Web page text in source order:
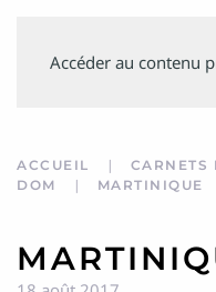
Accéder au contenu
ACCUEIL CARNETS
DOM
MARTINIQUE